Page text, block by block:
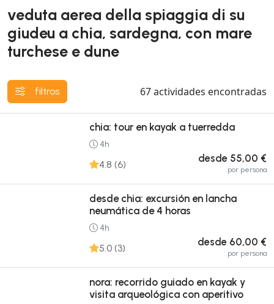
veduta aerea della spiaggia di su
giudeu a chia, sardegna, con mare
turchese e dune
filtros 67actividades encontradas
chia: tour en kayak a tuerredda
4h
4.8 (6) desde 55,00 €
por persona
desde chia: excursión en lancha
neumática de 4 horas
4h
5.0 (3) desde 60,00 €
por persona
nora: recorrido guiado en kayak y
visita arqueológica con aperitivo